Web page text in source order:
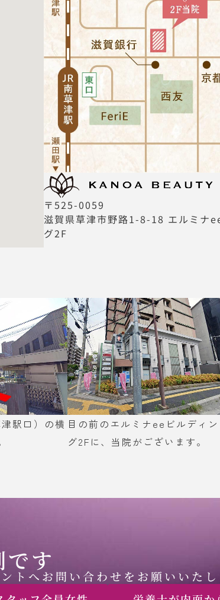
〒525-0059
滋賀県草津市野路1-8-18 エルミナ
グ2F
駅口）の横 目の前のエルミナeeビルディン
グ2Fに、当院がございます。
す
トへお問い合わせをお願いいた